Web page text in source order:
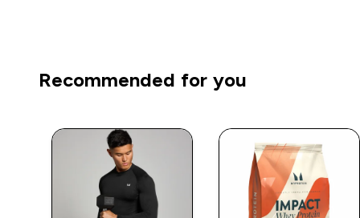
Recommended for you